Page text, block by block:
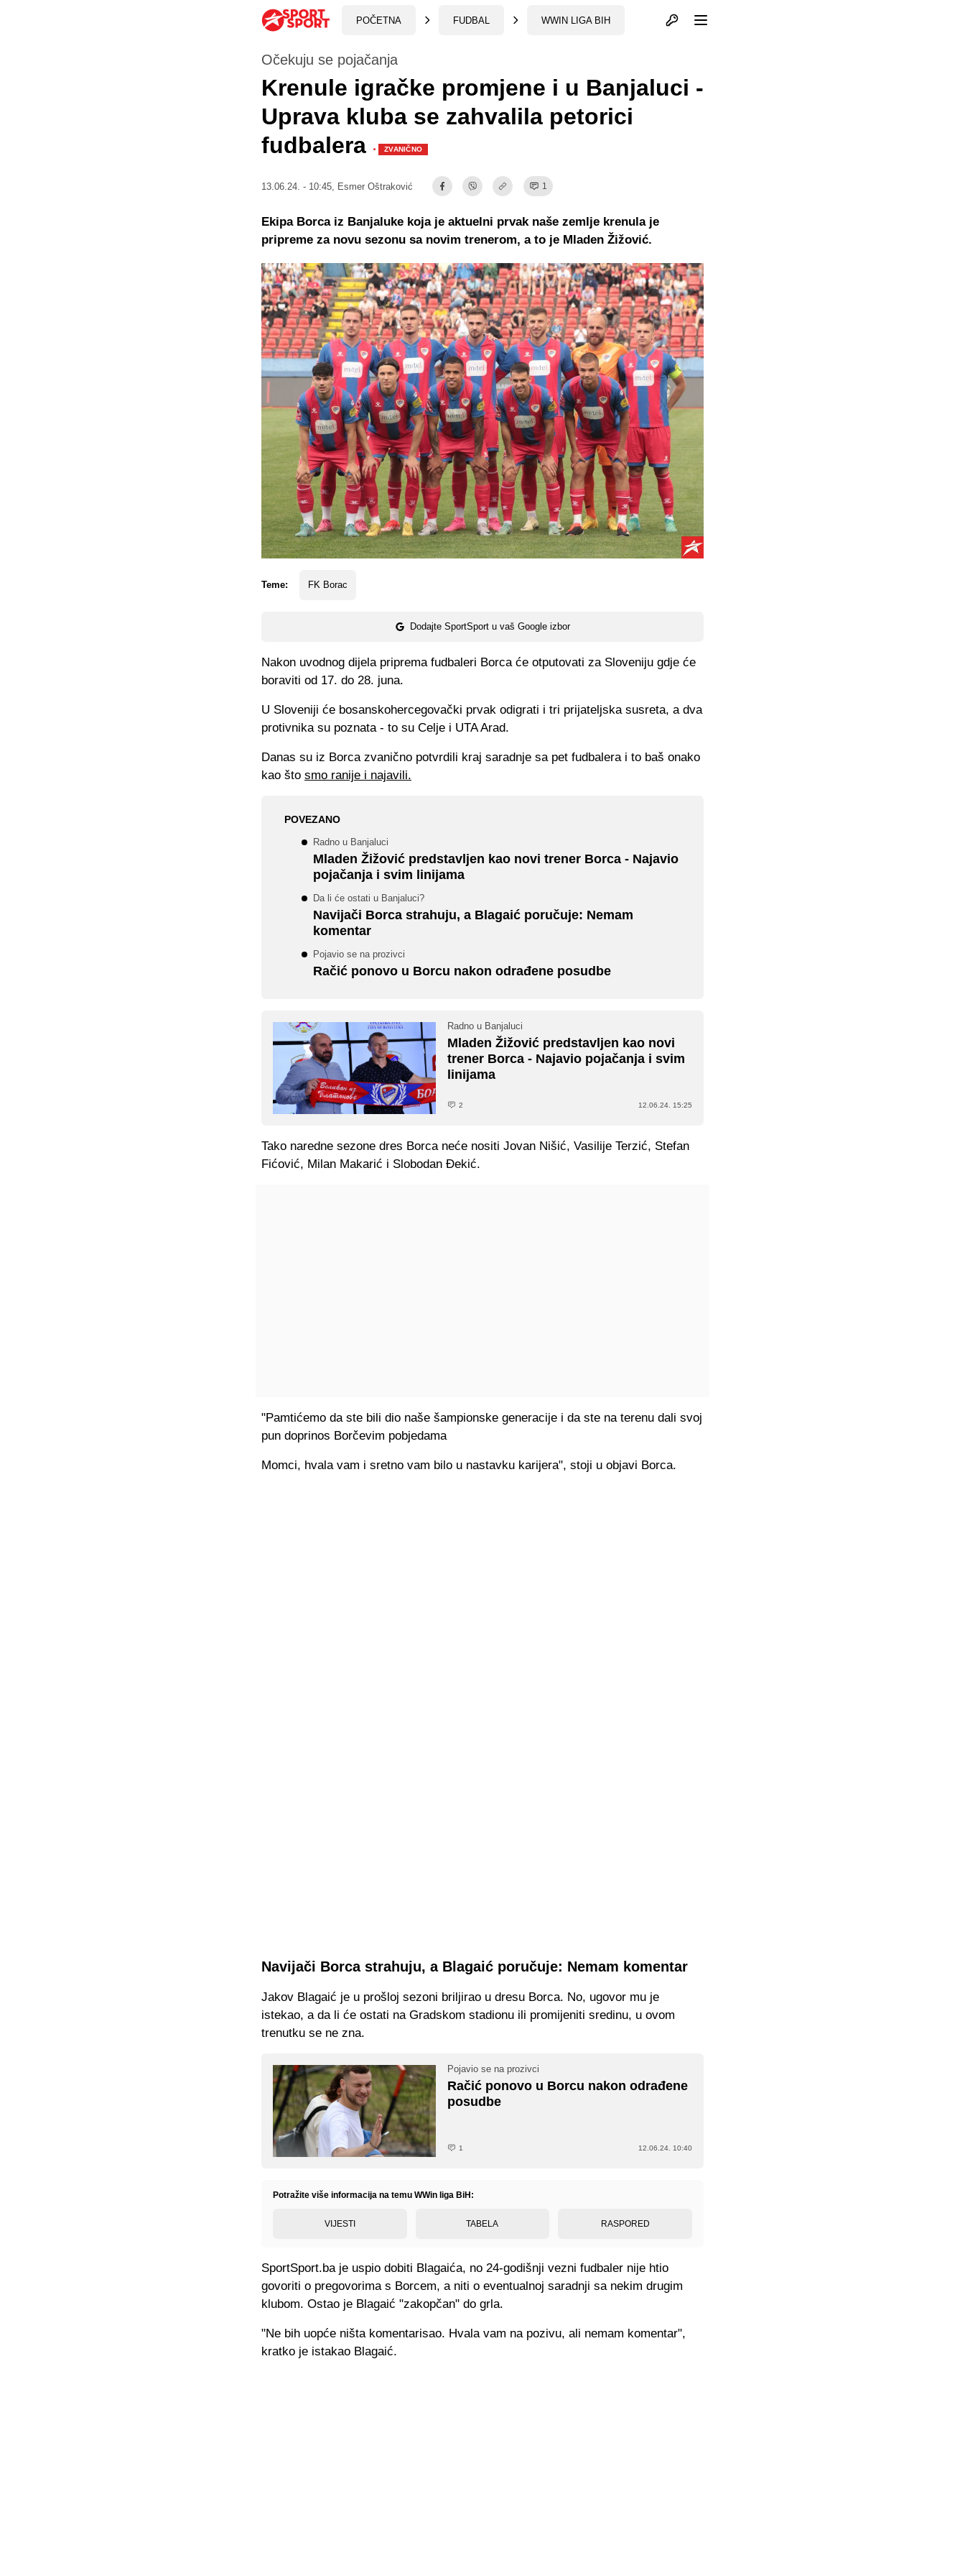
POČETNA FUDBAL WWIN LIGA BIH Otvori profil
Očekuju se pojačanja
Krenule igračke promjene i u Banjaluci -
Uprava kluba se zahvalila petorici
fudbalera · ZVANIČNO
13.06.24. - 10:45, Esmer Oštraković 1
Teme: FK Borac
Dodajte SportSport u vaš Google izbor
Ekipa Borca iz Banjaluke koja je aktuelni prvak naše zemlje krenula je
pripreme za novu sezonu sa novim trenerom, a to je Mladen Žižović.
Nakon uvodnog dijela priprema fudbaleri Borca će otputovati za Sloveniju gdje će
boraviti od 17. do 28. juna.
U Sloveniji će bosanskohercegovački prvak odigrati i tri prijateljska susreta, a dva
protivnika su poznata - to su Celje i UTA Arad.
Danas su iz Borca zvanično potvrdili kraj saradnje sa pet fudbalera i to baš onako
kao što smo ranije i najavili.
POVEZANO
Radno u Banjaluci
Mladen Žižović predstavljen kao novi trener Borca - Najavio
pojačanja i svim linijama
Da li će ostati u Banjaluci?
Navijači Borca strahuju, a Blagaić poručuje: Nemam
komentar
Pojavio se na prozivci
Račić ponovo u Borcu nakon odrađene posudbe
Radno u Banjaluci
Mladen Žižović predstavljen kao novi
trener Borca - Najavio pojačanja i svim
linijama
2 12.06.24. 15:25
Tako naredne sezone dres Borca neće nositi Jovan Nišić, Vasilije Terzić, Stefan
Fićović, Milan Makarić i Slobodan Đekić.
"Pamtićemo da ste bili dio naše šampionske generacije i da ste na terenu dali svoj
pun doprinos Borčevim pobjedama
Momci, hvala vam i sretno vam bilo u nastavku karijera", stoji u objavi Borca.
Navijači Borca strahuju, a Blagaić poručuje: Nemam komentar
Jakov Blagaić je u prošloj sezoni briljirao u dresu Borca. No, ugovor mu je
istekao, a da li će ostati na Gradskom stadionu ili promijeniti sredinu, u ovom
trenutku se ne zna.
Pojavio se na prozivci
Račić ponovo u Borcu nakon odrađene
posudbe
1 12.06.24. 10:40
Potražite više informacija na temu WWin liga BiH:
VIJESTI TABELA RASPORED
SportSport.ba je uspio dobiti Blagaića, no 24-godišnji vezni fudbaler nije htio
govoriti o pregovorima s Borcem, a niti o eventualnoj saradnji sa nekim drugim
klubom. Ostao je Blagaić "zakopčan" do grla.
"Ne bih uopće ništa komentarisao. Hvala vam na pozivu, ali nemam komentar",
kratko je istakao Blagaić.